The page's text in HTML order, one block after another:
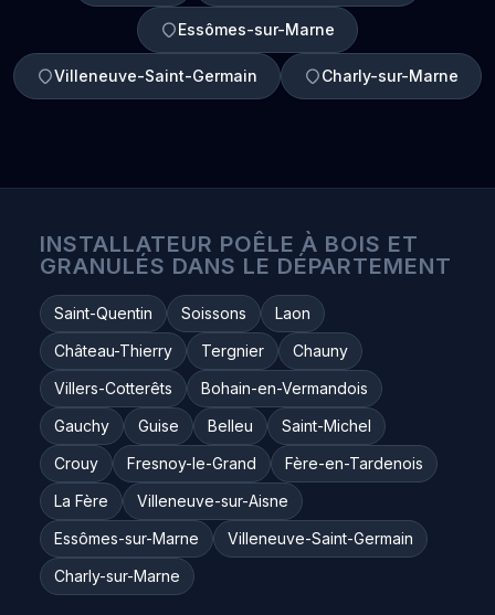
Essômes-sur-Marne
Villeneuve-Saint-Germain Charly-sur-Marne
INSTALLATEUR POÊLE À BOIS ET
GRANULÉS DANS LE DÉPARTEMENT
Saint-Quentin Soissons
Laon
Château-Thierry
Tergnier
Chauny
Villers-Cotterêts
Bohain-en-Vermandois
Gauchy
Guise Belleu
Saint-Michel
Crouy
Fresnoy-le-Grand
Fère-en-Tardenois
La Fère
Villeneuve-sur-Aisne
Essômes-sur-Marne
Villeneuve-Saint-Germain
Charly-sur-Marne